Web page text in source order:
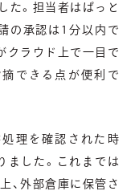
た。担当者はぱっと
の承認は1分以内で
クラウド上で一目で
できる点が便利で
処理を確認された時
ました。これまでは
、外部倉庫に保管さ